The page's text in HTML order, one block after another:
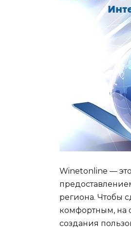
Winetonline —
региона. Чтобы
комфортным, на
создания